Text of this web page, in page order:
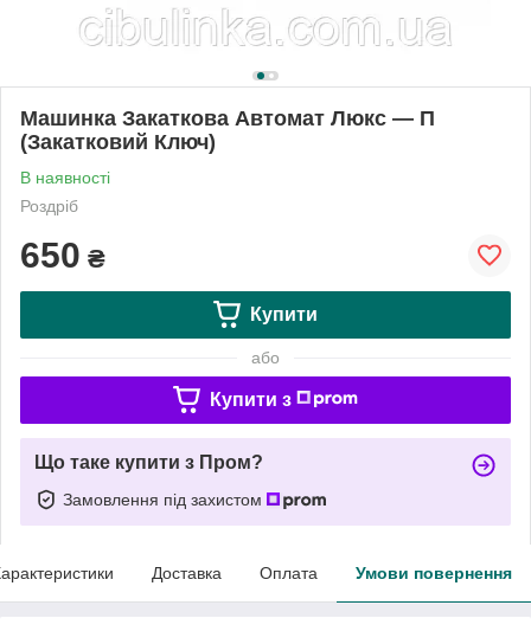
Машинка Закаткова Автомат Люкс — П
(Закатковий Ключ)
В наявності
Роздріб
650 ₴
Купити
або
Купити з
Що таке купити з Пром?
Замовлення під захистом
Доставка Оплата Умови повернення